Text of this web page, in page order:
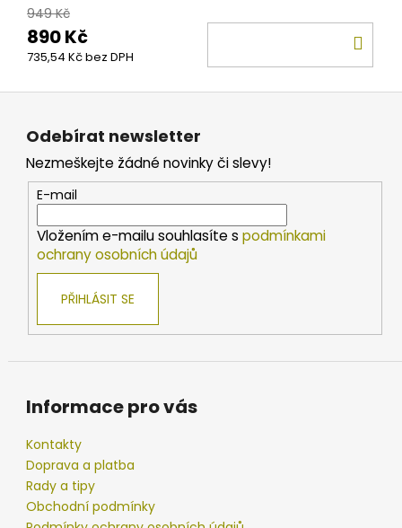
949 Kč
890 Kč
735,54 Kč bez DPH
Odebírat newsletter
Nezmeškejte žádné novinky či slevy!
E-mail
Vložením e-mailu souhlasíte s podmínkami
ochrany osobních údajů
PŘIHLÁSIT SE
Informace pro vás
Kontakty
Doprava a platba
Rady a tipy
Obchodní podmínky